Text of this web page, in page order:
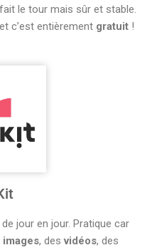
le tour mais sûr et stable.
et c’est entièrement gratuit !
jour en jour. Pratique car
images, desvidéos, des